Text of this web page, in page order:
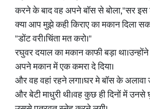
करने के बाद वह अपने बॉस से बोला,"सर इस
क्या आप मुझे कही किराए का मकान दिला
"डोंट वरी।चिंता मत करो।"
रघुवर दयाल का मकान काफी बड़ा
अपने मकान में एक कमरा दे दिया।
और वह वहां रहने लगा।घर मे बॉस के अलावा
और बेटी माधुरी थी।वह कुछ ही दिनों में उनसे